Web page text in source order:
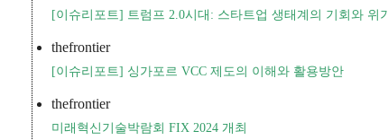
[이슈리포트] 트럼프 2.0시대: 스타트업 생태계의 기회와 위기
thefrontier
[이슈리포트] 싱가포르 VCC 제도의 이해와 활용방안
thefrontier
미래혁신기술박람회 FIX 2024 개최